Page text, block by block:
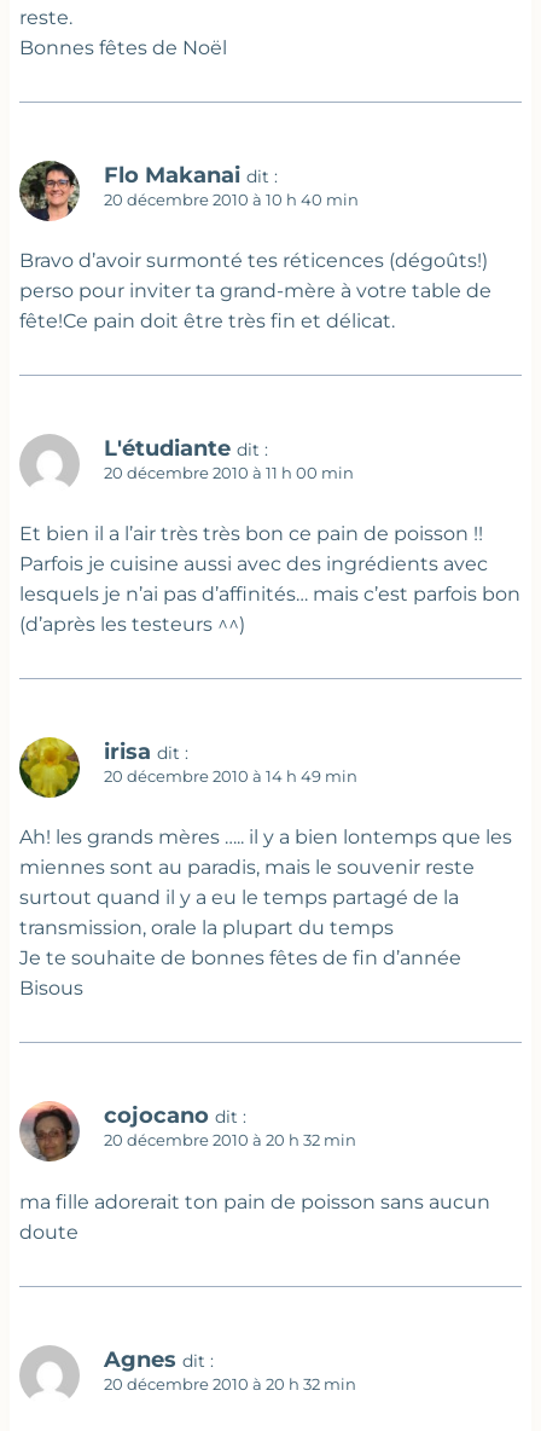
reste.
Bonnes fêtes de Noël
Flo Makanai dit :
20 décembre 2010 à 10 h 40 min
Bravo d’avoir surmonté tes réticences (dégoûts!)
perso pour inviter ta grand-mère à votre table de
fête!Ce pain doit être très fin et délicat.
L'étudiante dit :
20 décembre 2010 à 11 h 00 min
Et bien il a l’air très très bon ce pain de poisson !!
Parfois je cuisine aussi avec des ingrédients avec
lesquels je n’ai pas d’affinités… mais c’est parfois bon
(d’après les testeurs ^^)
irisa dit :
20 décembre 2010 à 14 h 49 min
Ah! les grands mères ….. il y a bien lontemps que les
miennes sont au paradis, mais le souvenir reste
surtout quand il y a eu le temps partagé de la
transmission, orale la plupart du temps
Je te souhaite de bonnes fêtes de fin d’année
Bisous
cojocano dit :
20 décembre 2010 à 20 h 32 min
ma fille adorerait ton pain de poisson sans aucun
doute
Agnes dit :
20 décembre 2010 à 20 h 32 min